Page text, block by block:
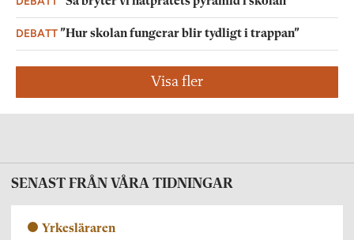
DEBATT”Hur skolan fungerar blir tydligt i trappan”
Visa fler
SENAST FRÅN VÅRA TIDNINGAR
Yrkesläraren